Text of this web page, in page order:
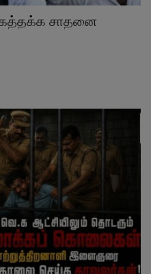
சாதனை